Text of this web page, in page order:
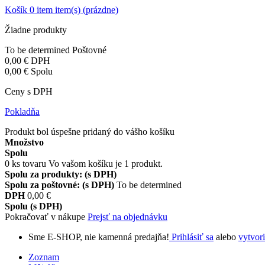
Košík 0 item item(s) (prázdne)
Žiadne produkty
To be determined Poštovné
0,00 € DPH
0,00 € Spolu
Ceny s DPH
Pokladňa
Produkt bol úspešne pridaný do vášho košíku
Množstvo
Spolu
0 ks tovaru Vo vašom košíku je 1 produkt.
Spolu za produkty: (s DPH)
Spolu za poštovné: (s DPH) To be determined
DPH 0,00 €
Spolu (s DPH)
Pokračovať v nákupe Prejsť na objednávku
Sme E-SHOP, nie kamenná predajňa! Prihlásiť sa alebo
Zoznam